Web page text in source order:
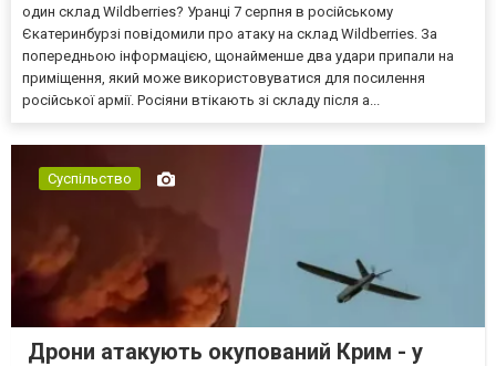
один склад Wildberries? Уранці 7 серпня в російському
Єкатеринбурзі повідомили про атаку на склад Wildberries. За
попередньою інформацією, щонайменше два удари припали на
приміщення, який може використовуватися для посилення
російської армії. Росіяни втікають зі складу після а...
Суспільство
Дрони атакують окупований Крим - у